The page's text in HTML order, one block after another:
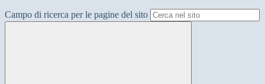
Campo di ricerca per le pagine del sito